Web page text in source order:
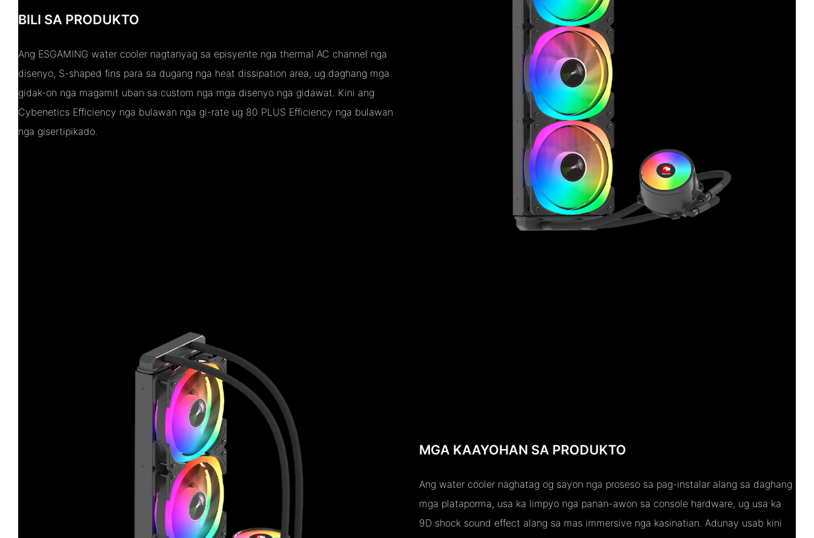
BILI SA PRODUKTO
Ang ESGAMING water cooler nagtanyag sa episyente nga thermal AC channel nga
disenyo, S-shaped fins para sa dugang nga heat dissipation area, ug daghang mga
gidak-on nga magamit uban sa custom nga mga disenyo nga gidawat. Kini ang
Cybenetics Efficiency nga bulawan nga gi-rate ug 80 PLUS Efficiency nga bulawan
nga gisertipikado.
MGA KAAYOHAN SA PRODUKTO
Ang water cooler naghatag og sayon ​​nga proseso sa pag-instalar alang sa daghang
mga plataporma, usa ka limpyo nga panan-awon sa console hardware, ug usa ka
9D shock sound effect alang sa mas immersive nga kasinatian. Adunay usab kini